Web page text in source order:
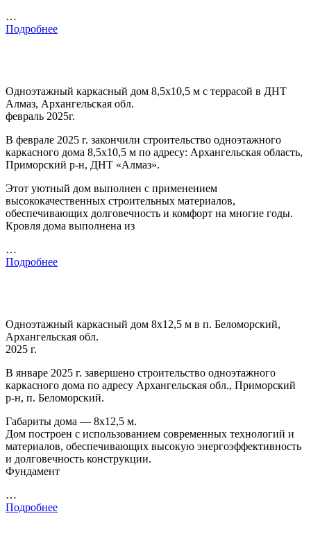
…
Подробнее
Одноэтажный каркасный дом 8,5х10,5 м с террасой в ДНТ
Алмаз, Архангельская обл.
февраль 2025г.
В феврале 2025 г. закончили строительство одноэтажного
каркасного дома 8,5х10,5 м по адресу: Архангельская область,
Приморский р-н, ДНТ «Алмаз».
Этот уютный дом выполнен с применением
высококачественных строительных материалов,
обеспечивающих долговечность и комфорт на многие годы.
Кровля дома выполнена из
…
Подробнее
Одноэтажный каркасный дом 8х12,5 м в п. Беломорский,
Архангельская обл.
2025 г.
В январе 2025 г. завершено строительство одноэтажного
каркасного дома по адресу Архангельская обл., Приморский
р-н, п. Беломорский.
Габариты дома — 8х12,5 м.
Дом построен с использованием современных технологий и
материалов, обеспечивающих высокую энергоэффективность
и долговечность конструкции.
Фундамент
…
Подробнее